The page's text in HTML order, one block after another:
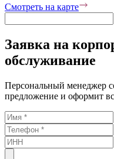
Смотреть на карте
Заявка на
обслуживание
Персональный менеджер
предложение и оформит